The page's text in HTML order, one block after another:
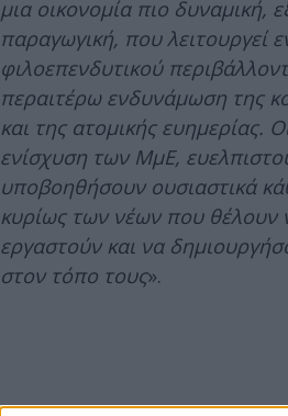
μια οικονομία πιο δυναμική,
παραγωγική, που λειτουργεί
φιλοεπενδυτικού
περαιτέρω ενδυνάμωση της
και της ατομικής ευημερίας.
ενίσχυση των ΜμΕ,
υποβοηθήσουν ουσιαστικά
κυρίως των νέων που θέλουν
εργαστούν και να
στον τόπο τους».